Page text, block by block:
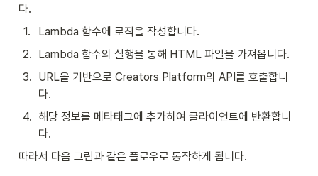
다.
1.
Lambda 함수에 로직을 작성합니다.
2.
Lambda 함수의 실행을 통해 HTML 파일을 가져옵니다.
3. URL을 기반으로 Creators Platform의 API를 호출합니
다.
4. 해당 정보를 메타태그에 추가하여 클라이언트에 반환합니
다.
따라서 다음 그림과 같은 플로우로 동작하게 됩니다.